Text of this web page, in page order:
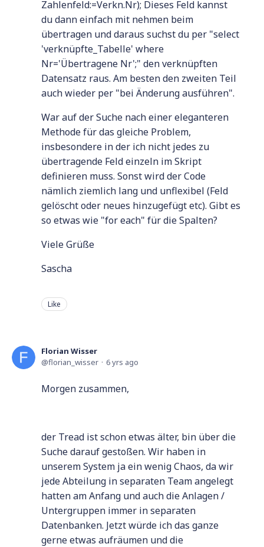
Zahlenfeld:=Verkn.Nr); Dieses Feld kannst
du dann einfach mit nehmen beim
übertragen und daraus suchst du per "select
'verknüpfte_Tabelle' where
Nr='Übertragene Nr';" den verknüpften
Datensatz raus. Am besten den zweiten Teil
auch wieder per "bei Änderung ausführen".
War auf der Suche nach einer eleganteren
Methode für das gleiche Problem,
insbesondere in der ich nicht jedes zu
übertragende Feld einzeln im Skript
definieren muss. Sonst wird der Code
nämlich ziemlich lang und unflexibel (Feld
gelöscht oder neues hinzugefügt etc). Gibt es
so etwas wie "for each" für die Spalten?
Viele Grüße
Sascha
Like
Florian Wisser
florian_wisser
6 yrs ago
Morgen zusammen,
der Tread ist schon etwas älter, bin über die
Suche darauf gestoßen. Wir haben in
unserem System ja ein wenig Chaos, da wir
jede Abteilung in separaten Team angelegt
hatten am Anfang und auch die Anlagen /
Untergruppen immer in separaten
Datenbanken. Jetzt würde ich das ganze
gerne etwas aufräumen und die